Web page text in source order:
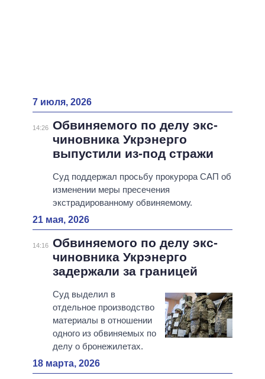
7 июля, 2026
14:26 Обвиняемого по делу экс-
чиновника Укрэнерго
выпустили из-под стражи
Суд поддержал просьбу прокурора САП об
изменении меры пресечения
экстрадированному обвиняемому.
21 мая, 2026
14:16 Обвиняемого по делу экс-
чиновника Укрэнерго
задержали за границей
Суд выделил в
отдельное производство
материалы в отношении
одного из обвиняемых по
делу о бронежилетах.
18 марта, 2026